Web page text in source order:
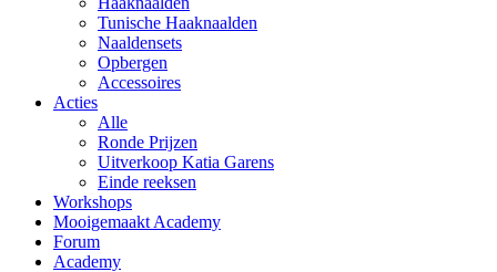
Tunische Haaknaalden
Naaldensets
Opbergen
Accessoires
Acties
Alle
Ronde Prijzen
Uitverkoop Katia Garens
Einde reeksen
Workshops
Mooigemaakt Academy
Forum
Academy